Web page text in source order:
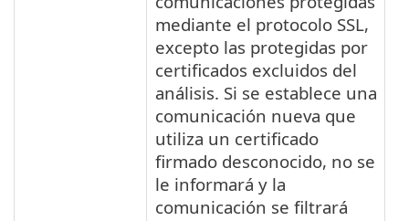
mediante el protocolo SSL,
excepto las protegidas por
certificados excluidos del
análisis. Si se establece una
comunicación nueva que
utiliza un certificado
firmado desconocido, no se
le informará y la
comunicación se filtrará